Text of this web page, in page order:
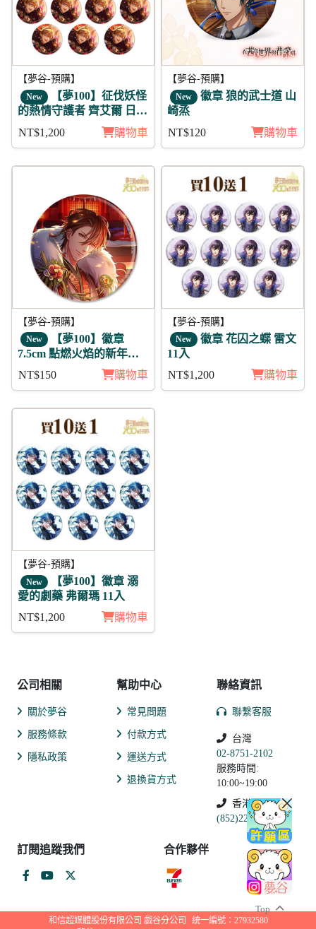
Top
【夢谷-預購】
New 【夢100】征伐妖怪
的熱情守護者 齊艾爾 日覺
NT$1,200 購物車
【夢谷-預購】
New 徽章 狼的武士道 山
崎烝
NT$120
購物車
【夢谷-預購】
New 【夢100】徽章
7.5cm 點燃火焰的新年參
NT$150 購物車
【夢谷-預購】
New 徽章 花囚之蝶 雷文
11入
NT$1,200
購物車
【夢谷-預購】
New 【夢100】徽章 溺
愛的劇藥 弗爾瑪 11入
NT$1,200
購物車
公司相關
關於夢谷
服務條款
隱私政策
幫助中心
常見問題
付款方式
運送方式
退換貨方式
聯絡資訊
聯繫客服
台灣
02-8751-2102
服務時間:
10:00~19:00
香港
(852)2250-9311
訂閱追蹤我們 合作夥伴
和信超媒體股份有限公司 戲谷分公司
統一編號：27932580